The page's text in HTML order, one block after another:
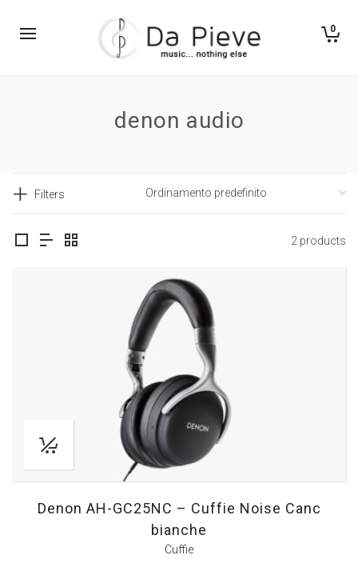
0
denon audio
Filters
2 products
Denon AH-GC25NC – Cuffie Noise Canc
bianche
Cuffie